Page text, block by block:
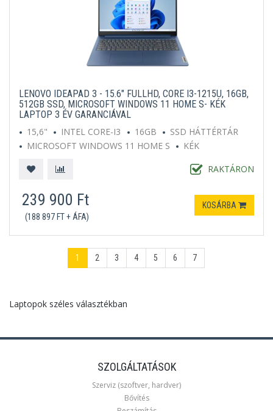
LENOVO IDEAPAD 3 - 15.6" FULLHD, CORE I3-1215U, 16GB,
512GB SSD, MICROSOFT WINDOWS 11 HOME S- KÉK
LAPTOP 3 ÉV GARANCIÁVAL
15,6"
INTEL CORE-I3 16GB
SSD HÁTTÉRTÁR
MICROSOFT WINDOWS 11 HOME S
KÉK
RAKTÁRON
239 900 Ft
(188 897 FT + ÁFA)
KOSÁRBA
1 2 3 4 5 6 7
Laptopok széles választékban
SZOLGÁLTATÁSOK
Szerviz (szoftver, hardver)
Bővítés